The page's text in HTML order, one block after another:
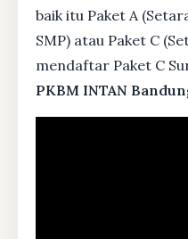
baik itu Paket A
SMP) atau Paket C
mendaftar Paket C
PKBM INTAN